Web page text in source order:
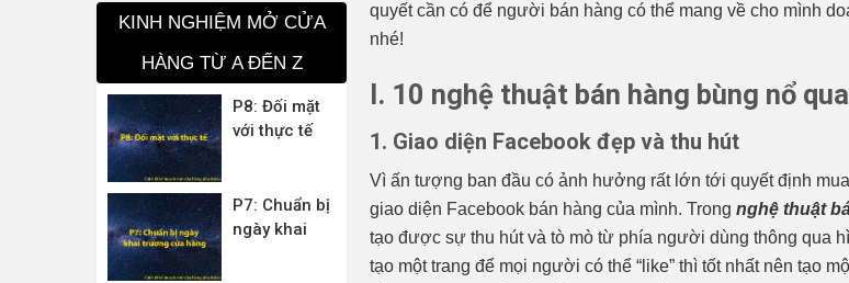
quyết cần có để người bán hàng có thể mang về cho mình
nhé!
I. 10 nghệ thuật bán hàng bùng nổ
1. Giao diện Facebook đẹp và thu hút
Vì ấn tượng ban đầu có ảnh hưởng rất lớn tới quyết định
giao diện Facebook bán hàng của mình. Trong nghệ thuật
tạo được sự thu hút và tò mò từ phía người dùng thông qua
tạo một trang để mọi người có thể “like” thì tốt nhất nên tạo
KINH NGHIỆM MỞ CỬA
HÀNG TỪ A ĐẾN Z
P8: Đối mặt
với thực tế
P7: Chuẩn bị
ngày khai